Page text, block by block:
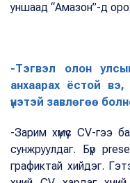
уншаад “Амазон”-д
-Тэгвэл олон
анхаарах ёстой
үнэтэй завлөгөө
-Зарим хүмүүс CV-гээ
сунжруулдаг. Бүр
графиктай хийдэг.